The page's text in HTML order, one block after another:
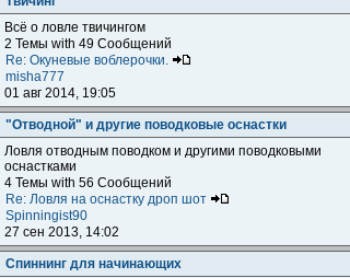
Всё о ловле твичингом
2 Темы with 49 Сообщений
Re: Окуневые воблерочки.
misha777
01 авг 2014, 19:05
"Отводной" и другие поводковые оснастки
Ловля отводным поводком и другими поводковыми
оснастками
4 Темы with 56 Сообщений
Re: Ловля на оснастку дроп шот
Spinningist90
27 сен 2013, 14:02
Спиннинг для начинающих